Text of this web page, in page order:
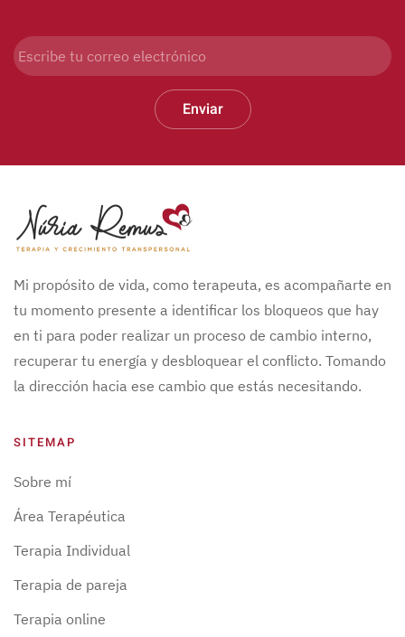
Enviar
Mi propósito de vida, como terapeuta, es acompañarte en
tu momento presente a identificar los bloqueos que hay
en ti para poder realizar un proceso de cambio interno,
recuperar tu energía y desbloquear el conflicto. Tomando
la dirección hacia ese cambio que estás necesitando.
SITEMAP
Sobre mí
Área Terapéutica
Terapia Individual
Terapia de pareja
Terapia online